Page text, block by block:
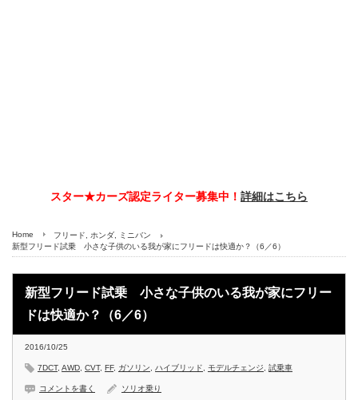
スター★カーズ認定ライター募集中！ 詳細はこちら
Home フリード ホンダ
ミニバン
新型フリード試乗 小さな子供のいる我が家にフリードは快適か？（6／6）
新型フリード試乗 小さな子供のいる我が家にフリー
ドは快適か？（6／6）
2016/10/25
7DCT, AWD CVT, FF, ガソリン ハイブリッド モデルチェンジ 試乗車
コメントを書く ソリオ乗り